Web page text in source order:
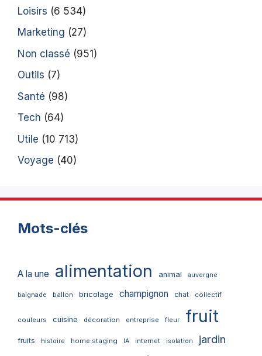
Loisirs (6 534)
Marketing (27)
Non classé (951)
Outils (7)
Santé (98)
Tech (64)
Utile (10 713)
Voyage (40)
Mots-clés
A la une alimentation animal auvergne
baignade ballon bricolage champignon chat collectif
couleurs cuisine décoration entreprise fleur fruit
fruits histoire home staging IA internet isolation jardin